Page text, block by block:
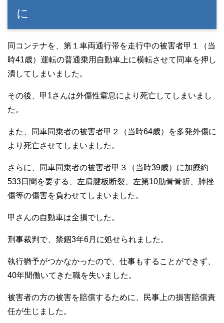
に
同コンテナを、第１車両通行帯を走行中の被害者甲１（当
時41歳）運転の普通乗用自動車上に横転させて同車を押し
潰してしまいました。
その後、甲1さんは外傷性窒息により死亡してしまいまし
た。
また、同車同乗者の被害者甲２（当時64歳）を多発外傷に
より死亡させてしまいました。
さらに、同車同乗者の被害者甲３（当時39歳）に加療約
533日間を要する、左肩腱板断裂、左第10肋骨骨折、肺挫
傷等の傷害を負わせてしまいました。
甲さんの自動車は全損でした。
刑事裁判で、禁錮3年6月に処せられました。
執行猶予がつかなかったので、仕事もすることができず、
40年間働いてきた職を失いました。
被害者の方の被害を賠償するために、民事上の損害賠償責
任が生じました。